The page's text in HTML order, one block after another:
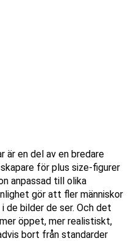
är en del av en bredare
för plus size-figurer
anpassad till olika
gör att fler människor
de bilder de ser. Och det
öppet, mer realistiskt,
bort från standarder